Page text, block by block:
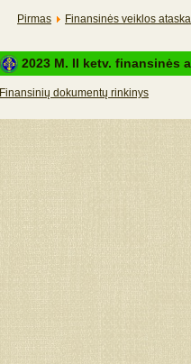
Pirmas Finansinės veiklos
2023 M. II ketv. finansinės
Finansinių dokumentų rinkinys